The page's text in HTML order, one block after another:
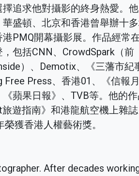
追求他對攝影的終身熱愛。
盛頓、北京和香港曾舉辦十
PMQ開幕攝影展。作品經常
包括CNN、CrowdSpark（前
）、Demotix、《三藩市紀
Free Press、香港01、《信報月
蘋果日報》、TVB等。他的
遊指南》和港龍航空機上雜
獲香港人權藝術獎。
After decades